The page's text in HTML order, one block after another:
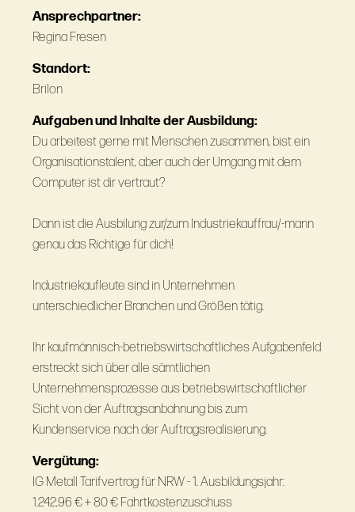
Ansprechpartner:
Regina Fresen
Standort:
Brilon
Aufgaben und Inhalte der Ausbildung:
Du arbeitest gerne mit Menschen zusammen, bist ein
Organisationstalent, aber auch der Umgang mit dem
Computer ist dir vertraut?
Dann ist die Ausbilung zur/zum Industriekauffrau/-mann
genau das Richtige für dich!
Industriekaufleute sind in Unternehmen
unterschiedlicher Branchen und Größen tätig.
Ihr kaufmännisch-betriebswirtschaftliches Aufgabenfeld
erstreckt sich über alle sämtlichen
Unternehmensprozesse aus betriebswirtschaftlicher
Sicht von der Auftragsanbahnung bis zum
Kundenservice nach der Auftragsrealisierung.
Vergütung:
IG Metall Tarifvertrag für NRW - 1. Ausbildungsjahr:
1.242,96 € + 80 € Fahrtkostenzuschuss